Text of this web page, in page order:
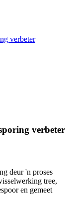
verbeter
verbeter
deur 'n proses
tree,
en gemeet